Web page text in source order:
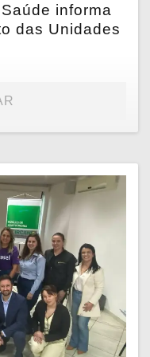
informa
das Unidades